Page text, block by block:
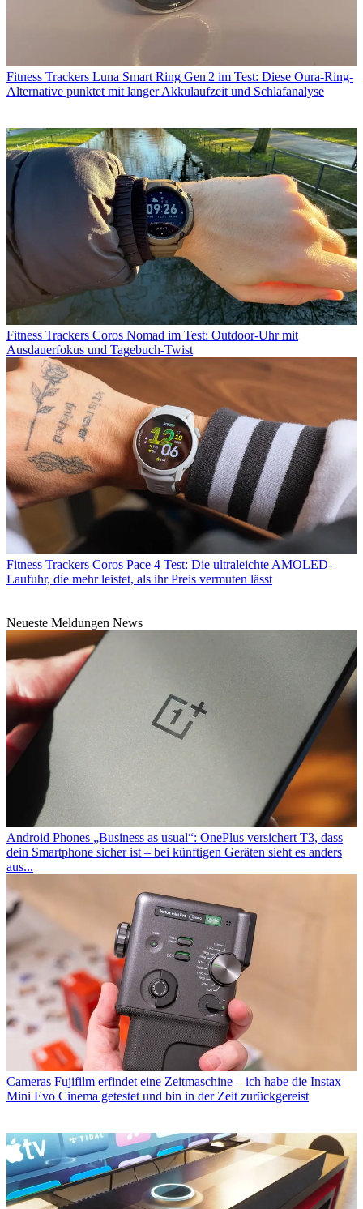
Fitness Trackers Luna Smart Ring Gen 2 im Test: Diese Oura-Ring-
Alternative punktet mit langer Akkulaufzeit und Schlafanalyse
Fitness Trackers Coros Nomad im Test: Outdoor-Uhr mit
Ausdauerfokus und Tagebuch-Twist
Fitness Trackers Coros Pace 4 Test: Die ultraleichte AMOLED-
Laufuhr, die mehr leistet, als ihr Preis vermuten lässt
Neueste Meldungen News
Android Phones „Business as usual“: OnePlus versichert T3, dass
dein Smartphone sicher ist – bei künftigen Geräten sieht es anders
aus...
Cameras Fujifilm erfindet eine Zeitmaschine – ich habe die Instax
Mini Evo Cinema getestet und bin in der Zeit zurückgereist